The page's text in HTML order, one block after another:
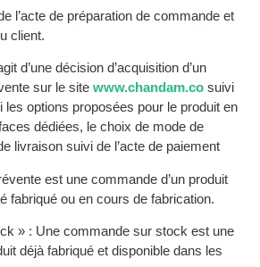
l’acte de préparation de commande et
client.
d’une décision d’acquisition d’un
sur le sitewww.chandam.co suivi
les options proposées pour le produit en
dédiées, le choix de mode de
livraison suivi de l’acte de paiement
est une commande d’un produit
fabriqué ou en cours de fabrication.
» : Une commande sur stock est une
déjà fabriqué et disponible dans les